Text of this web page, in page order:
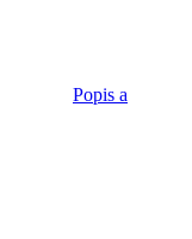
Popis a